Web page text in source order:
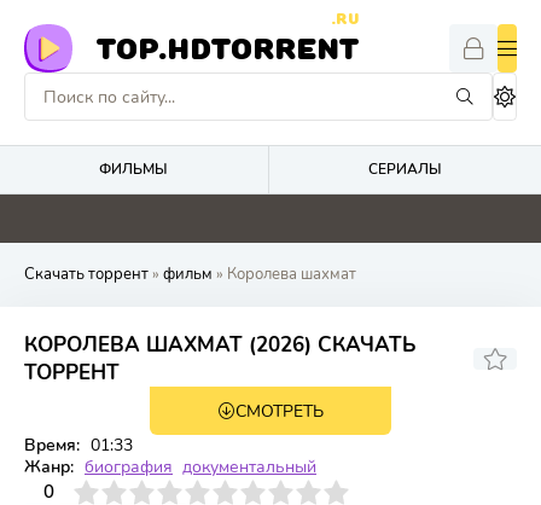
TOP.HDTORRENT
.RU
ФИЛЬМЫ СЕРИАЛЫ
0 0 0 0
Скачать торрент» фильм » Королева шахмат
КОРОЛЕВА ШАХМАТ (2026) СКАЧАТЬ
ТОРРЕНТ
СМОТРЕТЬ
Время: 01:33
Жанр: биография документальный
0
4 6 7 8 9 10